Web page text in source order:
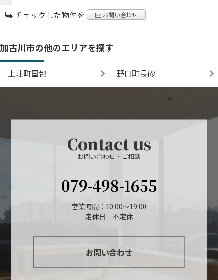
チェックした物件を お問い合わせ
加古川市の他のエリアを探す
上荘町国包 野口町長砂
Contact us
お問い合わせ・ご相談
079-498-1655
営業時間：10:00～19:00
定休日：不定休
お問い合わせ